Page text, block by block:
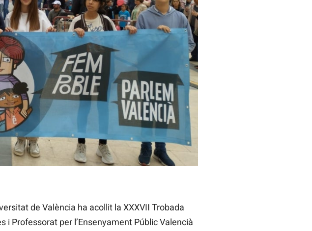
de València ha acollit la XXXVII Trobada
i Professorat per l’Ensenyament Públic Valencià